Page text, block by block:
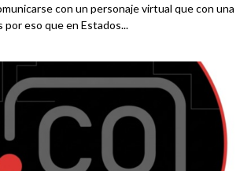
con un personaje virtual que con una
por eso que en Estados...